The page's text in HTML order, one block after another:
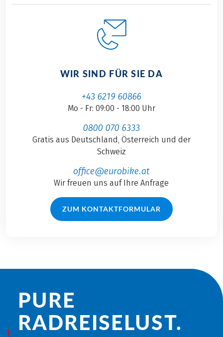
WIR SIND FÜR SIE DA
+43 6219 60866
Mo - Fr: 09:00 - 18:00 Uhr
0800 070 6333
Gratis aus Deutschland, Österreich und der
Schweiz
office@eurobike.at
Wir freuen uns auf Ihre Anfrage
ZUM KONTAKTFORMULAR
PURE
RADREISE­LUST.